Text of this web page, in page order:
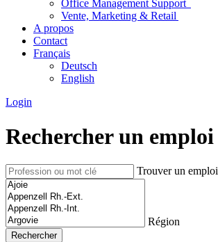
Office Management Support
Vente, Marketing & Retail
A propos
Contact
Français
Deutsch
English
Login
Rechercher un emploi
Trouver un emploi
Région